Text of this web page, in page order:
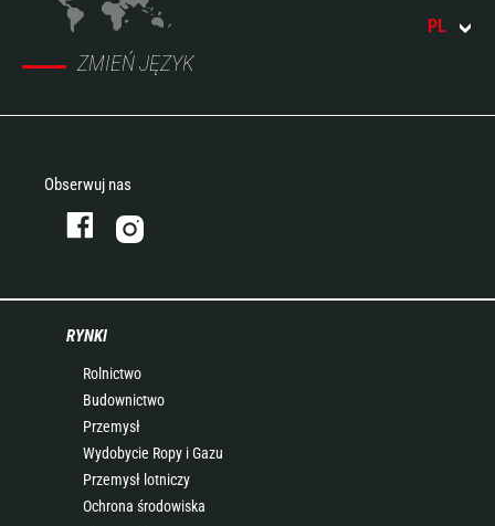
ZMIEŃ JĘZYK
PL
Obserwuj nas
RYNKI
Rolnictwo
Budownictwo
Przemysł
Wydobycie Ropy i Gazu
Przemysł lotniczy
Ochrona środowiska